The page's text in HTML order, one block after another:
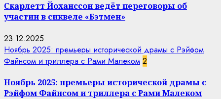
Скарлетт Йоханссон ведёт переговоры об
участии в сиквеле «Бэтмен»
23.12.2025
Ноябрь 2025: премьеры исторической драмы с Рэйфом
Файнсом и триллера с Рами Малеком 2
Ноябрь 2025: премьеры исторической драмы с
Рэйфом Файнсом и триллера с Рами Малеком